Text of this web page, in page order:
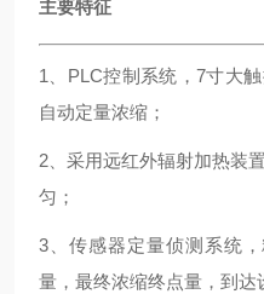
主要特征
1、PLC控制系统，7寸大
自动定量浓缩；
2、采用远红外辐射加热装
匀；
3、传感器定量侦测系统
量，最终浓缩终点量，到达